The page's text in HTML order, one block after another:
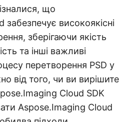
що
високоякісні
зберігаючи якість
та інші важливі
перетворення PSD у
від того, чи ви вирішите
Cloud SDK
Aspose.Imaging Cloud